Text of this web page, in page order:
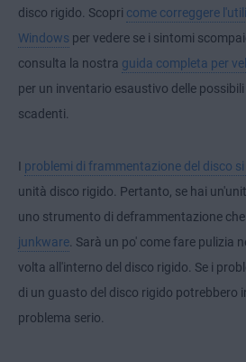
disco rigido. Scopri come correggere
Windows per vedere se i sintomi
consulta la nostra guida completa per
per un inventario esaustivo delle
scadenti.
I problemi di frammentazione del disco
unità disco rigido. Pertanto, se hai
uno strumento di deframmentazione
junkware. Sarà un po' come fare pulizia
volta all'interno del disco rigido. Se i
di un guasto del disco rigido potrebbero
problema serio.